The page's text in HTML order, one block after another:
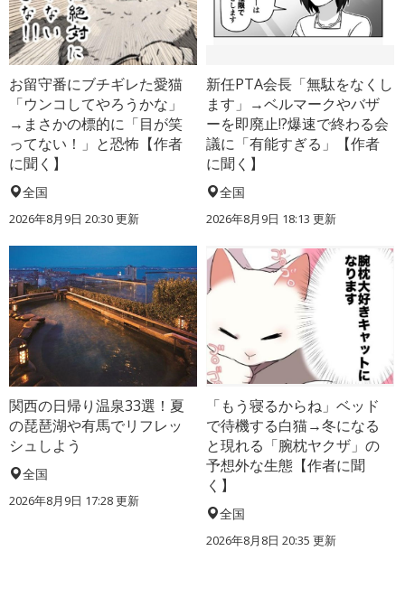
お留守番にブチギレた愛猫
「ウンコしてやろうかな」
→まさかの標的に「目が笑
ってない！」と恐怖【作者
に聞く】
全国
2026年8月9日 20:30更新
新任PTA会長「無駄をなくし
ます」→ベルマークやバザ
ーを即廃止!?爆速で終わる会
議に「有能すぎる」【作者
に聞く】
全国
2026年8月9日 18:13 更新
関西の日帰り温泉33選！夏
の琵琶湖や有馬でリフレッ
シュしよう
全国
2026年8月9日 17:28更新
「もう寝るからね」ベッド
で待機する白猫→冬になる
と現れる「腕枕ヤクザ」の
予想外な生態【作者に聞
く】
全国
2026年8月8日 20:35 更新